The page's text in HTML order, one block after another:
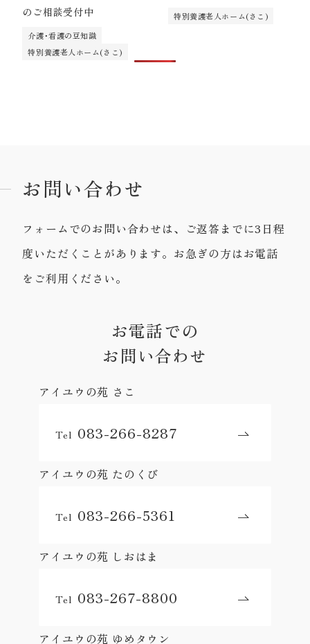
のご相談受付中
介護･看護の豆知識
特別養護老人ホーム(さこ)
特別養護老人ホーム(さこ)
お問い合わせ
フォームでのお問い合わせは、ご返答までに3日程
度いただくことがあります。お急ぎの方はお電話
をご利用ください。
お電話での
お問い合わせ
アイユウの苑 さこ
Tel 083-266-8287
アイユウの苑 たのくび
Tel 083-266-5361
アイユウの苑 しおはま
Tel 083-267-8800
アイユウの苑 ゆめタウン